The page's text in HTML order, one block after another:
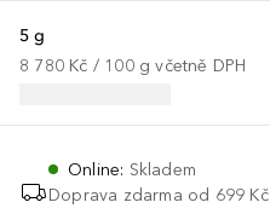
5 g
8 780 Kč / 100 g včetně DPH
Online: Skladem
Doprava zdarma od 699 Kč